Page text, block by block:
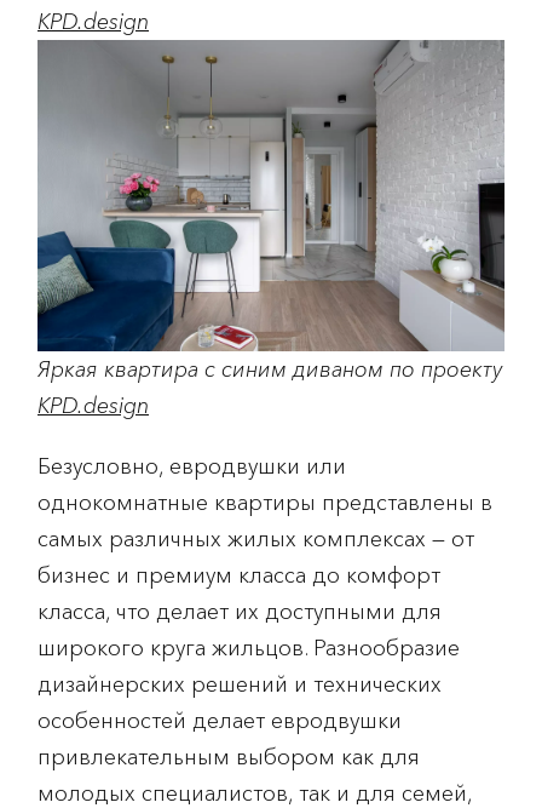
KPD.design
Яркая квартира с синим диваном по проекту
KPD.design
Безусловно, евродвушки или
однокомнатные квартиры представлены в
самых различных жилых комплексах — от
бизнес и премиум класса до комфорт
класса, что делает их доступными для
широкого круга жильцов. Разнообразие
дизайнерских решений и технических
особенностей делает евродвушки
привлекательным выбором как для
молодых специалистов, так и для семей,